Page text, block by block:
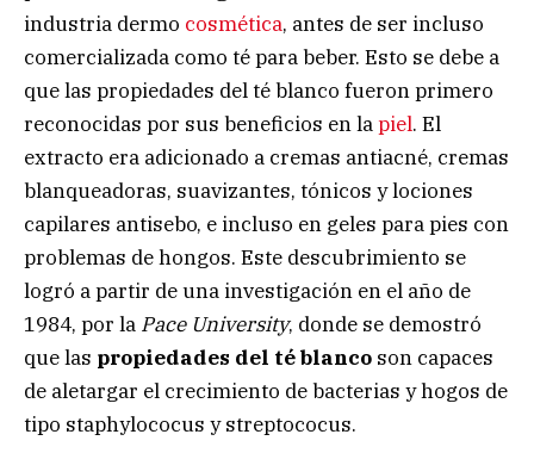
industria dermo cosmética, antes de ser incluso
comercializada como té para beber. Esto se debe a
que las propiedades del té blanco fueron primero
reconocidas por sus beneficios en lapiel. El
extracto era adicionado a cremas antiacné, cremas
blanqueadoras, suavizantes, tónicos y lociones
capilares antisebo, e incluso en geles para pies con
problemas de hongos. Este descubrimiento se
logró a partir de una investigación en el año de
1984, por la Pace University, donde se demostró
que las propiedades del té blanco son capaces
de aletargar el crecimiento de bacterias y hogos de
tipo staphylococus y streptococus.